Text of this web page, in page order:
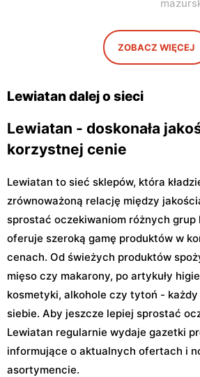
Warszawa, ul. Antoniego
ZOBACZ WIĘCEJ
Lewiatan dalej o sieci
Lewiatan - doskonała
korzystnej cenie
Lewiatan to sieć sklepów, która
zrównoważoną relację między
sprostać oczekiwaniom różnych grup
oferuje szeroką gamę produktów w
cenach. Od świeżych produktów
mięso czy makarony, po artykuły
kosmetyki, alkohole czy tytoń -
siebie. Aby jeszcze lepiej sprostać
Lewiatan regularnie wydaje gazetki
informujące o aktualnych ofertach i
asortymencie.